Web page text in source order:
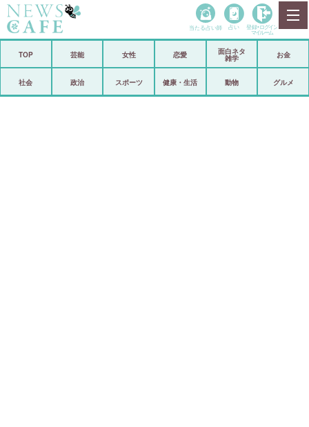
政治
当たる占い師 占い 登録• ログイン
マイルーム
TOP 芸能 女性 恋愛
面白ネタ
雑学
お金
社会 政治 スポーツ 健康・生活 動物 グルメ